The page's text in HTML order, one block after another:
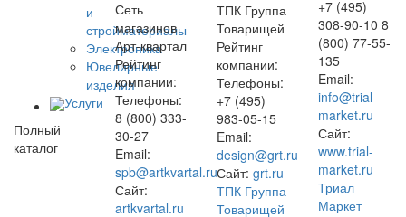
и
стройматериалы
Электроника
Ювелирные
изделия
Услуги
Полный
каталог
Сеть
магазинов
Арт-квартал
Рейтинг
компании:
Телефоны:
8 (800) 333-
30-27
Email:
spb@artkvartal.ru
Сайт:
artkvartal.ru
ТПК Группа
Товарищей
Рейтинг
компании:
Телефоны:
+7 (495)
983-05-15
Email:
design@grt.ru
Сайт: grt.ru
ТПК Группа
Товарищей
+7 (495)
308-90-10 8
(800) 77-55-
135
Email:
info@trial-
market.ru
Сайт:
www.trial-
market.ru
Триал
Маркет